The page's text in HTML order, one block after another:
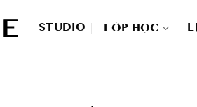
STUDIO LỚP HỌC